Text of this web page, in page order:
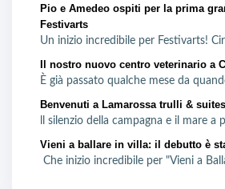
Pio e Amedeo ospiti per la prima
Festivarts
Un inizio incredibile per Festivarts!
Il nostro nuovo centro veterinario a
È già passato qualche mese da
Benvenuti a Lamarossa trulli & suites
ll silenzio della campagna e il mare a
Vieni a ballare in villa: il debutto è
Che inizio incredibile per "Vieni a